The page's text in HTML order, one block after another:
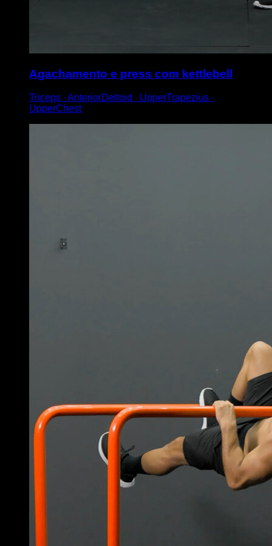
Agachamento e press com kettlebell
Triceps ∙ AnteriorDeltoid ∙ UpperTrapezius ∙
UpperChest